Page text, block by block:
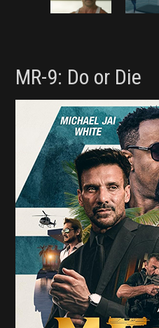
MR-9: Do or Die